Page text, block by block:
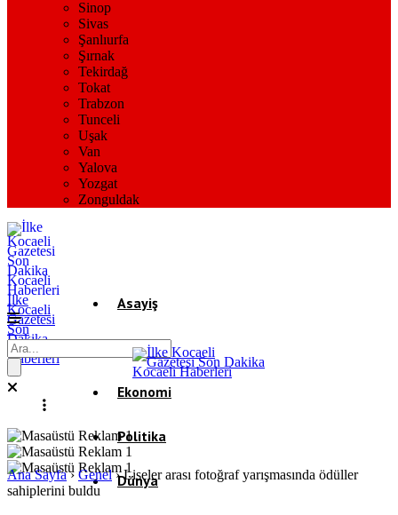
Sinop
Sivas
Şanlıurfa
Şırnak
Tekirdağ
Tokat
Trabzon
Tunceli
Uşak
Van
Yalova
Yozgat
Zonguldak
İlke
Kocaeli
Gazetesi
Son
Dakika
Kocaeli
Haberleri
Asayiş
Gündem
Ekonomi
Politika
Dünya
Ana Sayfa› Genel›Liseler arası fotoğraf yarışmasında ödüller
sahiplerini buldu